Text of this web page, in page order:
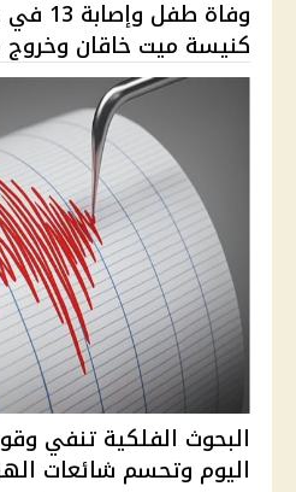
وفاة
كنيسة ميت خاقان وخروج
البحوث الفلكية تنفي
اليوم وتحسم شائعات